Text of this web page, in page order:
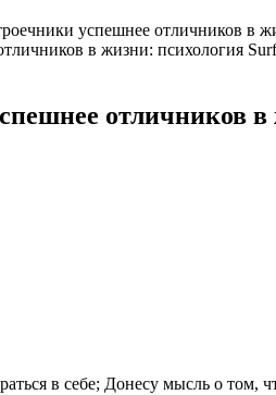
успешнее отличников в
отличников
в себе; Донесу мысль о том,